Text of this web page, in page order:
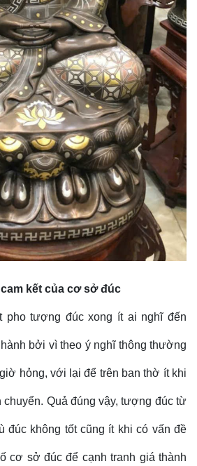
kết của cơ sở đúc
pho tượng đúc xong ít ai nghĩ đến
bởi vì theo ý nghĩ thông thường
hỏng, với lại để trên ban thờ ít khi
chuyển. Quả đúng vậy, tượng đúc từ
đúc không tốt cũng ít khi có vấn đề
cơ sở đúc để cạnh tranh giá thành